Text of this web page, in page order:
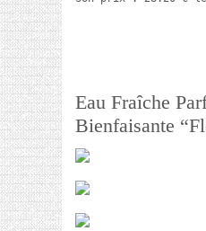
Eau Fraîche
Bienfaisante